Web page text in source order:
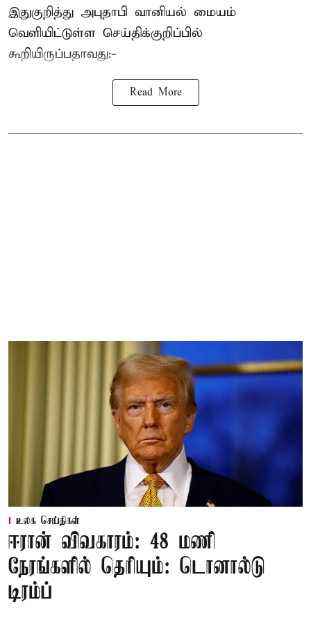
இதுகுறித்து அபுதாபி வானியல் மையம்
வெளியிட்டுள்ள செய்திக்குறிப்பில்
கூறியிருப்பதாவது:-
Read More
உலக செய்திகள்
ஈரான் விவகாரம்: 48 மணி
நேரங்களில் தெரியும்: டொனால்டு
டிரம்ப்